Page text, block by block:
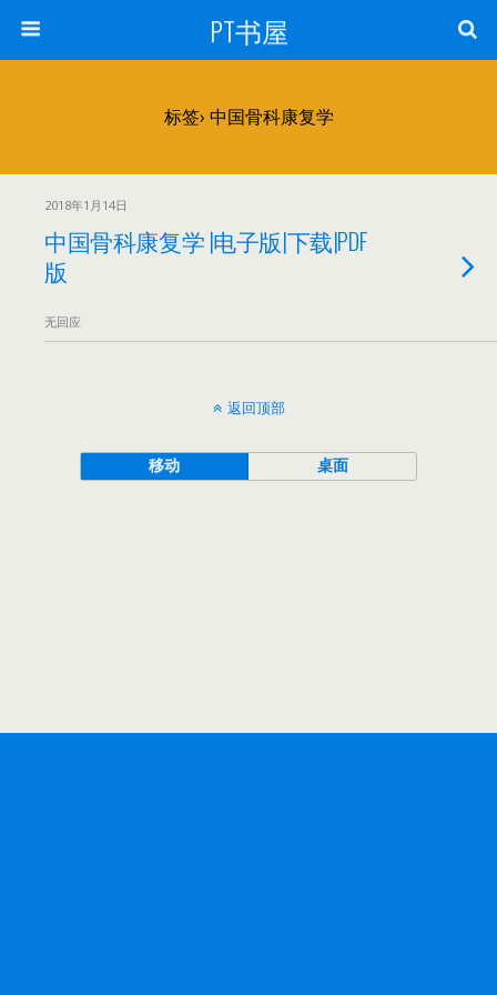
PT书屋
标签› 中国骨科康复学
2018年1月14日
中国骨科康复学 |电子版|下载|PDF
版
无回应
返回顶部
移动 桌面